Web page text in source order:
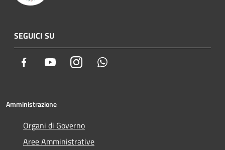
SEGUICI SU
Facebook YoutubeInstagram
Amministrazione
Organi di Governo
Aree Amministrative